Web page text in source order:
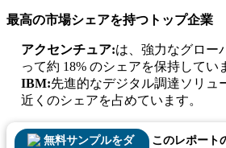
最高の市場シェアを持つトップ企業
アクセンチュア:は、強力なグロー
って約 18% のシェアを保持してい
IBM:先進的なデジタル調達ソリュ
近くのシェアを占めています。
無料サンプルをダ
このレポート